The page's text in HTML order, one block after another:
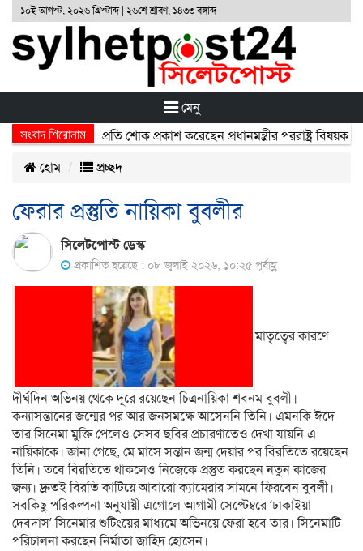
১০ই আগস্ট, ২০২৬ খ্রিস্টাব্দ | ২৬শে শ্রাবণ, ১৪৩৩ বঙ্গাব্দ
মেনু
সংবাদ শিরোনাম
নিহতদের প্রতি শোক প্রকাশ করেছেন প্রধানমন্ত্রীর পররাষ্ট্র বিষয়ক
হোম
প্রচ্ছদ
ফেরার প্রস্তুতি নায়িকা বুবলীর
সিলেটপোস্ট ডেস্ক
প্রকাশিত হয়েছে : ০৮ জুলাই ২০২৬, ১০:২৫ পূর্বাহ্ণ
মাতৃত্বের কারণে
দীর্ঘদিন অভিনয় থেকে দূরে রয়েছেন চিত্রনায়িকা শবনম বুবলী।
কন্যাসন্তানের জন্মের পর আর জনসমক্ষে আসেননি তিনি। এমনকি ঈদে
তার সিনেমা মুক্তি পেলেও সেসব ছবির প্রচারণাতেও দেখা যায়নি এ
নায়িকাকে। জানা গেছে, মে মাসে সন্তান জন্ম দেয়ার পর বিরতিতে রয়েছেন
তিনি। তবে বিরতিতে থাকলেও নিজেকে প্রস্তুত করছেন নতুন কাজের
জন্য। দ্রুতই বিরতি কাটিয়ে আবারো ক্যামেরার সামনে ফিরবেন বুবলী।
সবকিছু পরিকল্পনা অনুযায়ী এগোলে আগামী সেপ্টেম্বরে ‘ঢাকাইয়া
দেবদাস’ সিনেমার শুটিংয়ের মাধ্যমে অভিনয়ে ফেরা হবে তার। সিনেমাটি
পরিচালনা করছেন নির্মাতা জাহিদ হোসেন।